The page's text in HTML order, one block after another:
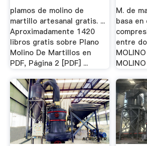
plamos de molino de
martillo artesanal gratis. ...
Aproximadamente 1420
libros gratis sobre Plano
Molino De Martillos en
PDF, Página 2 [PDF] ...
M. de
basa en
entre